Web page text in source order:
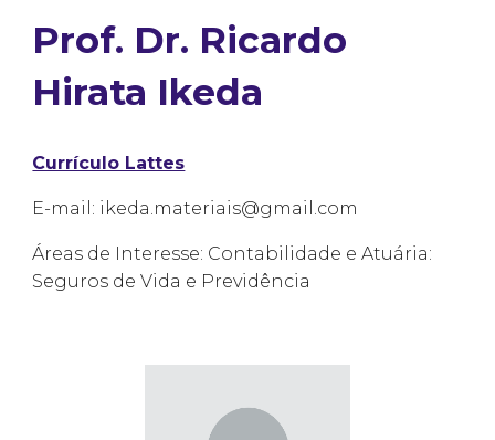
Prof. Dr. Ricardo
Hirata Ikeda
Currículo Lattes
E-mail: ikeda.materiais@gmail.com
Áreas de Interesse: Contabilidade e Atuária:
Seguros de Vida e Previdência